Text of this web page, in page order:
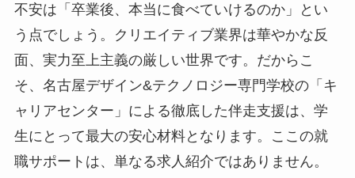
不安は「卒業後、本当に食べていけるのか」とい
う点でしょう。クリエイティブ業界は華やかな反
面、実力至上主義の厳しい世界です。だからこ
そ、名古屋デザイン&テクノロジー専門学校の「キ
ャリアセンター」による徹底した伴走支援は、学
生にとって最大の安心材料となります。ここの就
職サポートは、単なる求人紹介ではありません。